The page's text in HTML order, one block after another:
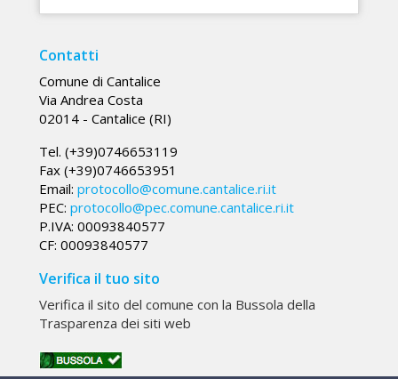
Contatti
Comune di Cantalice
Via Andrea Costa
02014 - Cantalice (RI)
Tel. (+39)0746653119
Fax (+39)0746653951
Email: protocollo@comune.cantalice.ri.it
PEC: protocollo@pec.comune.cantalice.ri.it
P.IVA: 00093840577
CF: 00093840577
Verifica il tuo sito
Verifica il sito del comune con la Bussola della
Trasparenza dei siti web